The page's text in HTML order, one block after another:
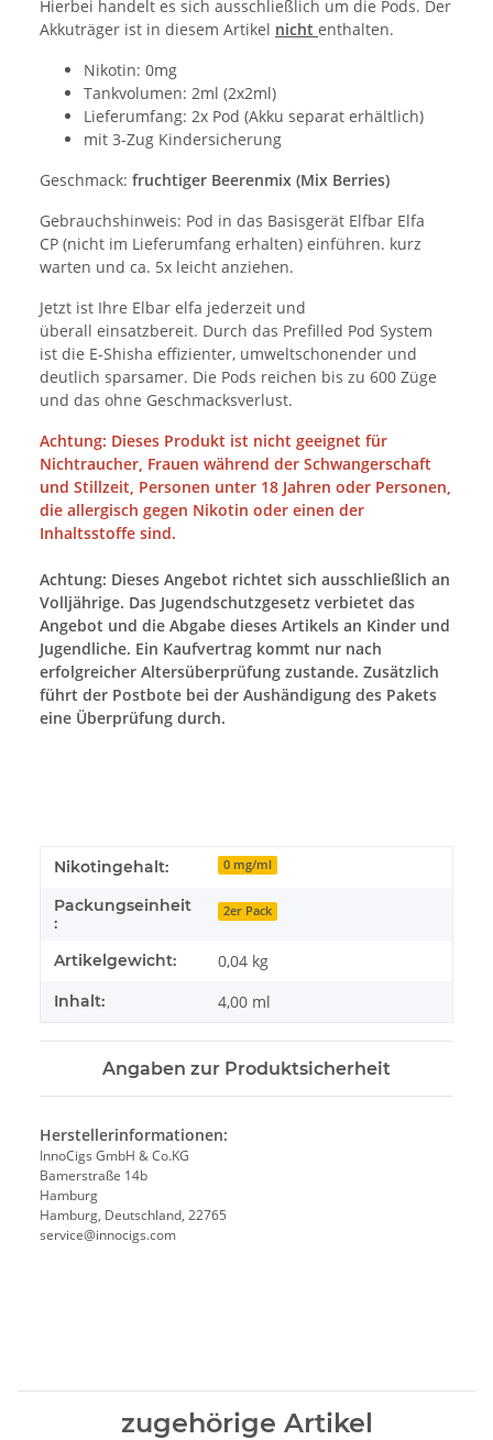
Hierbei handelt es sich ausschließlich um die Pods. Der
Akkuträger ist in diesem Artikel nicht enthalten.
Nikotin: 0mg
Tankvolumen: 2ml (2x2ml)
Lieferumfang: 2x Pod (Akku separat erhältlich)
mit 3-Zug Kindersicherung
Geschmack: fruchtiger Beerenmix (Mix Berries)
Gebrauchshinweis: Pod in das Basisgerät Elfbar Elfa
CP (nicht im Lieferumfang erhalten) einführen. kurz
warten und ca. 5x leicht anziehen.
Jetzt ist Ihre Elbar elfa jederzeit und
überall einsatzbereit. Durch das Prefilled Pod System
ist die E-Shisha effizienter, umweltschonender und
deutlich sparsamer. Die Pods reichen bis zu 600 Züge
und das ohne Geschmacksverlust.
Achtung: Dieses Produkt ist nicht geeignet für
Nichtraucher, Frauen während der Schwangerschaft
und Stillzeit, Personen unter 18 Jahren oder Personen,
die allergisch gegen Nikotin oder einen der
Inhaltsstoffe sind.
Achtung: Dieses Angebot richtet sich ausschließlich an
Volljährige. Das Jugendschutzgesetz verbietet das
Angebot und die Abgabe dieses Artikels an Kinder und
Jugendliche. Ein Kaufvertrag kommt nur nach
erfolgreicher Altersüberprüfung zustande. Zusätzlich
führt der Postbote bei der Aushändigung des Pakets
eine Überprüfung durch.
Nikotingehalt: 0 mg/ml
Packungseinheit
:
2er Pack
Artikelgewicht: 0,04 kg
Inhalt: 4,00 ml
Angaben zur Produktsicherheit
Herstellerinformationen:
InnoCigs GmbH & Co.KG
Bamerstraße 14b
Hamburg
Hamburg, Deutschland, 22765
service@innocigs.com
zugehörige Artikel